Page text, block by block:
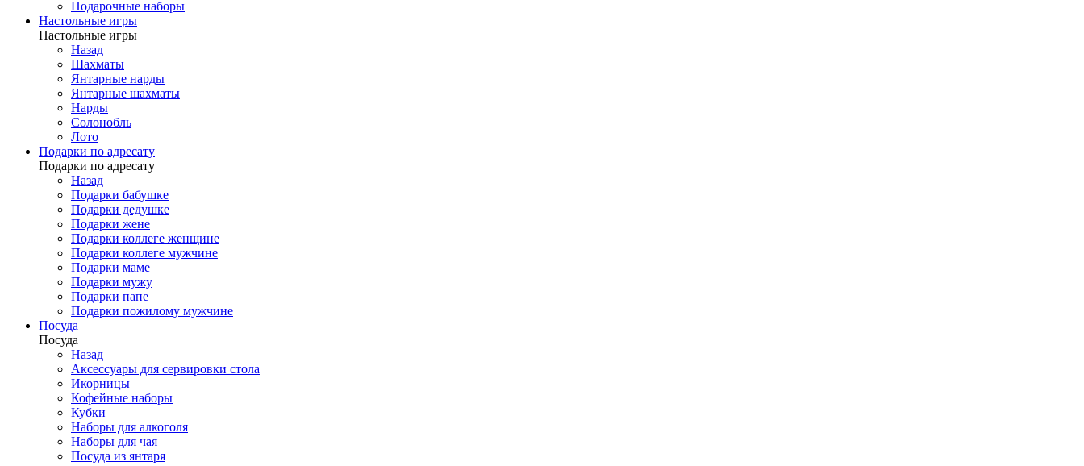
Подарочные наборы
Настольные игры
Настольные игры
Назад
Шахматы
Янтарные нарды
Янтарные шахматы
Нарды
Солонобль
Лото
Подарки по адресату
Подарки по адресату
Назад
Подарки бабушке
Подарки дедушке
Подарки жене
Подарки коллеге женщине
Подарки коллеге мужчине
Подарки маме
Подарки мужу
Подарки папе
Подарки пожилому мужчине
Посуда
Посуда
Назад
Аксессуары для сервировки стола
Икорницы
Кофейные наборы
Кубки
Наборы для алкоголя
Наборы для чая
Посуда из янтаря